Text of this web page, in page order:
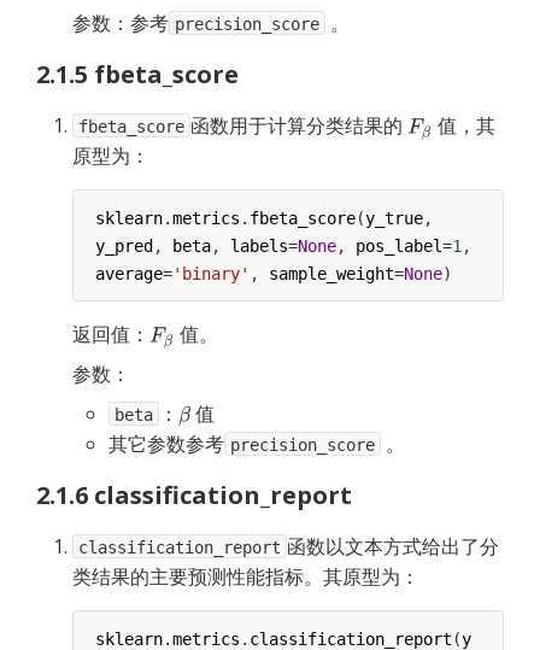
参数：参考 precision_score 。
2.1.5 fbeta_score
fbeta_score 函数用于计算分类结果的
值，其
原型为：
sklearn.metrics . fbeta_score(y_true
y_pred , beta, labels=None, pos_label=1
average='binary' , sample_weight=None)
返回值：
值。
参数：
beta ：
值
其它参数参考 precision_score 。
2.1.6 classification_report
classification_report 函数以文本方式给出了分
类结果的主要预测性能指标。其原型为：
sklearn.metrics . classification_report (y